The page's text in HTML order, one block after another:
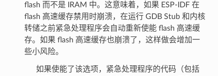
flash 而不是 IRAM 中。这意味着，如果 ESP-IDF 在
flash 高速缓存禁用时崩溃，在运行 GDB Stub 和内核
转储之前紧急处理程序会自动重新使能 flash 高速缓
存。如果 flash 高速缓存也崩溃了，这样做会增加一
些小风险。
如果使能了该选项，紧急处理程序的代码（包括